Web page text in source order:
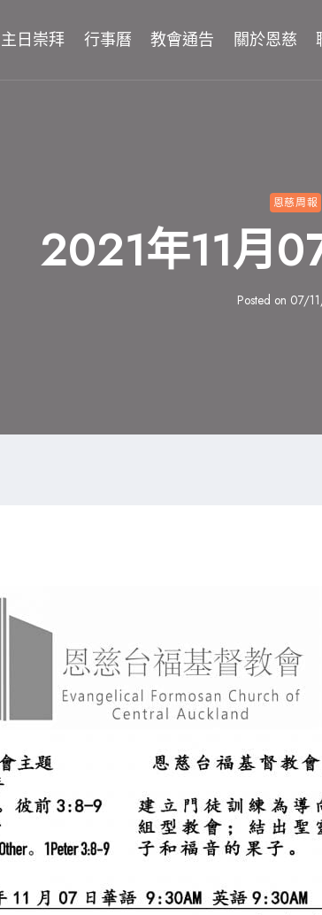
主日崇拜 行事曆 教會通告 關於恩慈
恩慈周報
2021年11月
Posted on 07/